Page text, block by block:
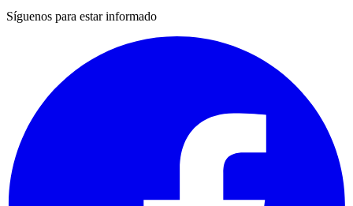
Síguenos para estar informado